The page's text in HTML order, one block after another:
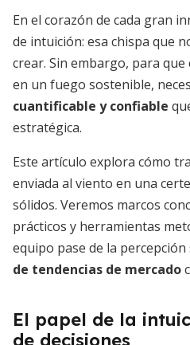
En el corazón de cada gran
de intuición: esa chispa que
crear. Sin embargo, para
en un fuego sostenible,
cuantificable y confiable
estratégica.
Este artículo explora cómo
enviada al viento en una
sólidos. Veremos marcos
prácticos y herramientas
equipo pase de la
de tendencias de mercado
El papel de la
de decisiones